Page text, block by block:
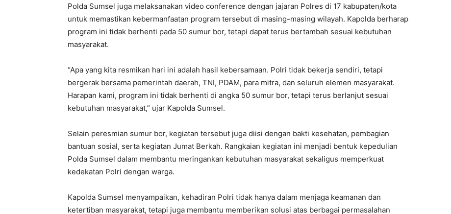
Polda Sumsel juga melaksanakan video conference dengan jajaran Polres di 17 kabupaten/kota
untuk memastikan kebermanfaatan program tersebut di masing-masing wilayah. Kapolda berharap
program ini tidak berhenti pada 50 sumur bor, tetapi dapat terus bertambah sesuai kebutuhan
masyarakat.
“Apa yang kita resmikan hari ini adalah hasil kebersamaan. Polri tidak bekerja sendiri, tetapi
bergerak bersama pemerintah daerah, TNI, PDAM, para mitra, dan seluruh elemen masyarakat.
Harapan kami, program ini tidak berhenti di angka 50 sumur bor, tetapi terus berlanjut sesuai
kebutuhan masyarakat,” ujar Kapolda Sumsel.
Selain peresmian sumur bor, kegiatan tersebut juga diisi dengan bakti kesehatan, pembagian
bantuan sosial, serta kegiatan Jumat Berkah. Rangkaian kegiatan ini menjadi bentuk kepedulian
Polda Sumsel dalam membantu meringankan kebutuhan masyarakat sekaligus memperkuat
kedekatan Polri dengan warga.
Kapolda Sumsel menyampaikan, kehadiran Polri tidak hanya dalam menjaga keamanan dan
ketertiban masyarakat, tetapi juga membantu memberikan solusi atas berbagai permasalahan